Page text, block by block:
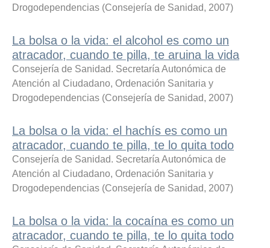
Drogodependencias (Consejería de Sanidad, 2007)
La bolsa o la vida: el alcohol es como un
atracador, cuando te pilla, te aruina la vida
Consejería de Sanidad. Secretaría Autonómica de
Atención al Ciudadano, Ordenación Sanitaria y
Drogodependencias (Consejería de Sanidad, 2007)
La bolsa o la vida: el hachís es como un
atracador, cuando te pilla, te lo quita todo
Consejería de Sanidad. Secretaría Autonómica de
Atención al Ciudadano, Ordenación Sanitaria y
Drogodependencias (Consejería de Sanidad, 2007)
La bolsa o la vida: la cocaína es como un
atracador, cuando te pilla, te lo quita todo